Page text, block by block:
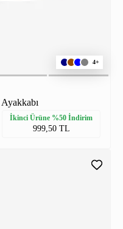
4+
İkinci Ürüne %50 İndirim
999,50 TL